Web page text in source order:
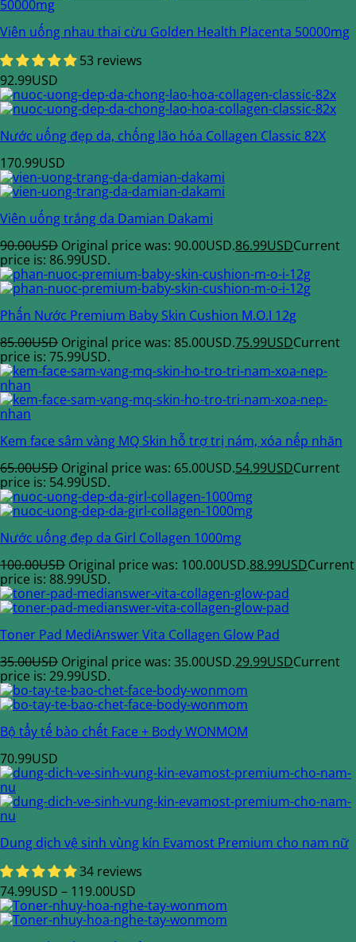
Viên uống nhau thai cừu Golden Health Placenta 50000mg
53 reviews
92.99USD
Nước uống đẹp da, chống lão hóa Collagen Classic 82X
170.99USD
Viên uống trắng da Damian Dakami
90.00USD Original price was: 90.00USD.86.99USDCurrent
price is: 86.99USD.
Phấn Nước Premium Baby Skin Cushion M.O.I 12g
85.00USD Original price was: 85.00USD.75.99USDCurrent
price is: 75.99USD.
Kem face sâm vàng MQ Skin hỗ trợ trị nám, xóa nếp nhăn
65.00USD Original price was: 65.00USD.54.99USDCurrent
price is: 54.99USD.
Nước uống đẹp da Girl Collagen 1000mg
100.00USD Original price was: 100.00USD.88.99USDCurrent
price is: 88.99USD.
Toner Pad MediAnswer Vita Collagen Glow Pad
35.00USD Original price was: 35.00USD.29.99USDCurrent
price is: 29.99USD.
Bộ tẩy tế bào chết Face + Body WONMOM
70.99USD
Dung dịch vệ sinh vùng kín Evamost Premium cho nam nữ
34 reviews
74.99USD – 119.00USD